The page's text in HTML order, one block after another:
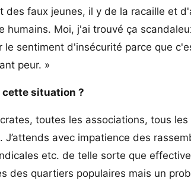
faux jeunes, il y de la racaille et
humains. Moi, j'ai trouvé ça
sentiment d'insécurité parce que
peur. »
cette situation ?
toutes les associations, tous
J’attends avec impatience des
etc. de telle sorte que
des quartiers populaires mais un